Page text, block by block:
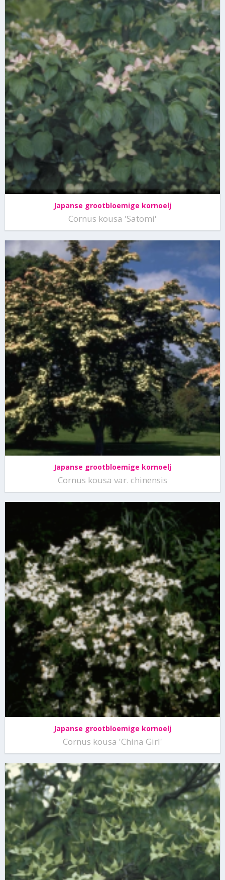
Japanse grootbloemige kornoelj
Cornus kousa 'Satomi'
Japanse grootbloemige kornoelj
Cornus kousa var. chinensis
Japanse grootbloemige kornoelj
Cornus kousa 'China Girl'